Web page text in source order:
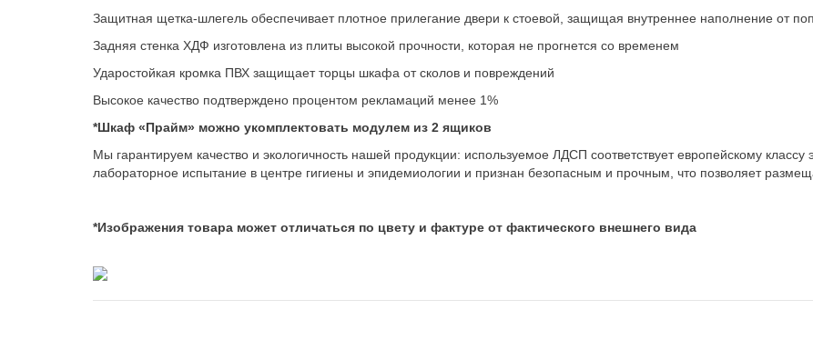
Защитная щетка-шлегель обеспечивает плотное прилегание двери к стоевой, защищая внутреннее наполнение от
Задняя стенка ХДФ изготовлена из плиты высокой прочности, которая не прогнется со временем
Ударостойкая кромка ПВХ защищает торцы шкафа от сколов и повреждений
Высокое качество подтверждено процентом рекламаций менее 1%
*Шкаф «Прайм» можно укомплектовать модулем из 2 ящиков
Мы гарантируем качество и экологичность нашей продукции: используемое ЛДСП соответствует европейскому
лабораторное испытание в центре гигиены и эпидемиологии и признан безопасным и прочным, что позволяет
*Изображения товара может отличаться по цвету и фактуре от фактического внешнего вида